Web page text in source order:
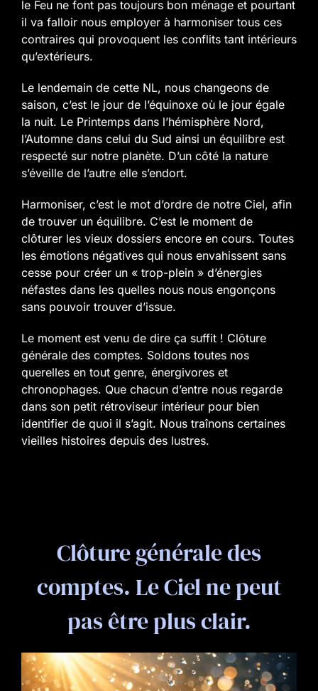
le Feu ne font pas toujours bon ménage et pourtant
il va falloir nous employer à harmoniser tous ces
contraires qui provoquent les conflits tant intérieurs
qu’extérieurs.
Le lendemain de cette NL, nous changeons de
saison, c’est le jour de l’équinoxe où le jour égale
la nuit. Le Printemps dans l’hémisphère Nord,
l’Automne dans celui du Sud ainsi un équilibre est
respecté sur notre planète. D’un côté la nature
s’éveille de l’autre elle s’endort.
Harmoniser, c’est le mot d’ordre de notre Ciel, afin
de trouver un équilibre. C’est le moment de
clôturer les vieux dossiers encore en cours. Toutes
les émotions négatives qui nous envahissent sans
cesse pour créer un « trop-plein » d’énergies
néfastes dans les quelles nous nous engonçons
sans pouvoir trouver d’issue.
Le moment est venu de dire ça suffit ! Clôture
générale des comptes. Soldons toutes nos
querelles en tout genre, énergivores et
chronophages. Que chacun d’entre nous regarde
dans son petit rétroviseur intérieur pour bien
identifier de quoi il s’agit. Nous traînons certaines
vieilles histoires depuis des lustres.
Clôture générale des
comptes. Le Ciel ne peut
pas être plus clair.